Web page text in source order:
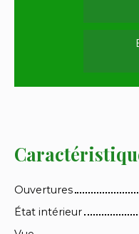
Ouvertures
État intérieur